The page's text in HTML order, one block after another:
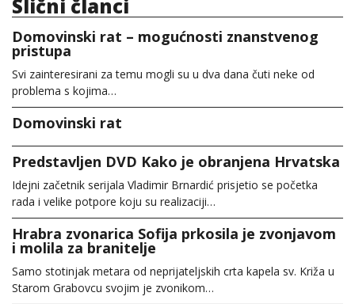
Slični članci
Domovinski rat – mogućnosti znanstvenog
pristupa
Svi zainteresirani za temu mogli su u dva dana čuti neke od
problema s kojima…
Domovinski rat
Predstavljen DVD Kako je obranjena Hrvatska
Idejni začetnik serijala Vladimir Brnardić prisjetio se početka
rada i velike potpore koju su realizaciji…
Hrabra zvonarica Sofija prkosila je zvonjavom
i molila za branitelje
Samo stotinjak metara od neprijateljskih crta kapela sv. Križa u
Starom Grabovcu svojim je zvonikom…